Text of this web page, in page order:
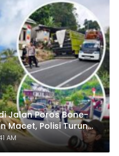
Jalan Poros Bone-
Macet, Polisi Turun
AM